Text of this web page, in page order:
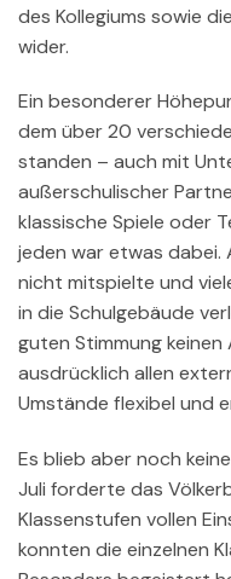
des Kollegiums sowie
wider.
Ein besonderer
dem über 20
standen – auch mit
außerschulischer
klassische Spiele oder
jeden war etwas
nicht mitspielte und
in die Schulgebäude
guten Stimmung
ausdrücklich allen
Umstände flexibel und
Es blieb aber noch
Juli forderte das
Klassenstufen vollen
konnten die einzelnen